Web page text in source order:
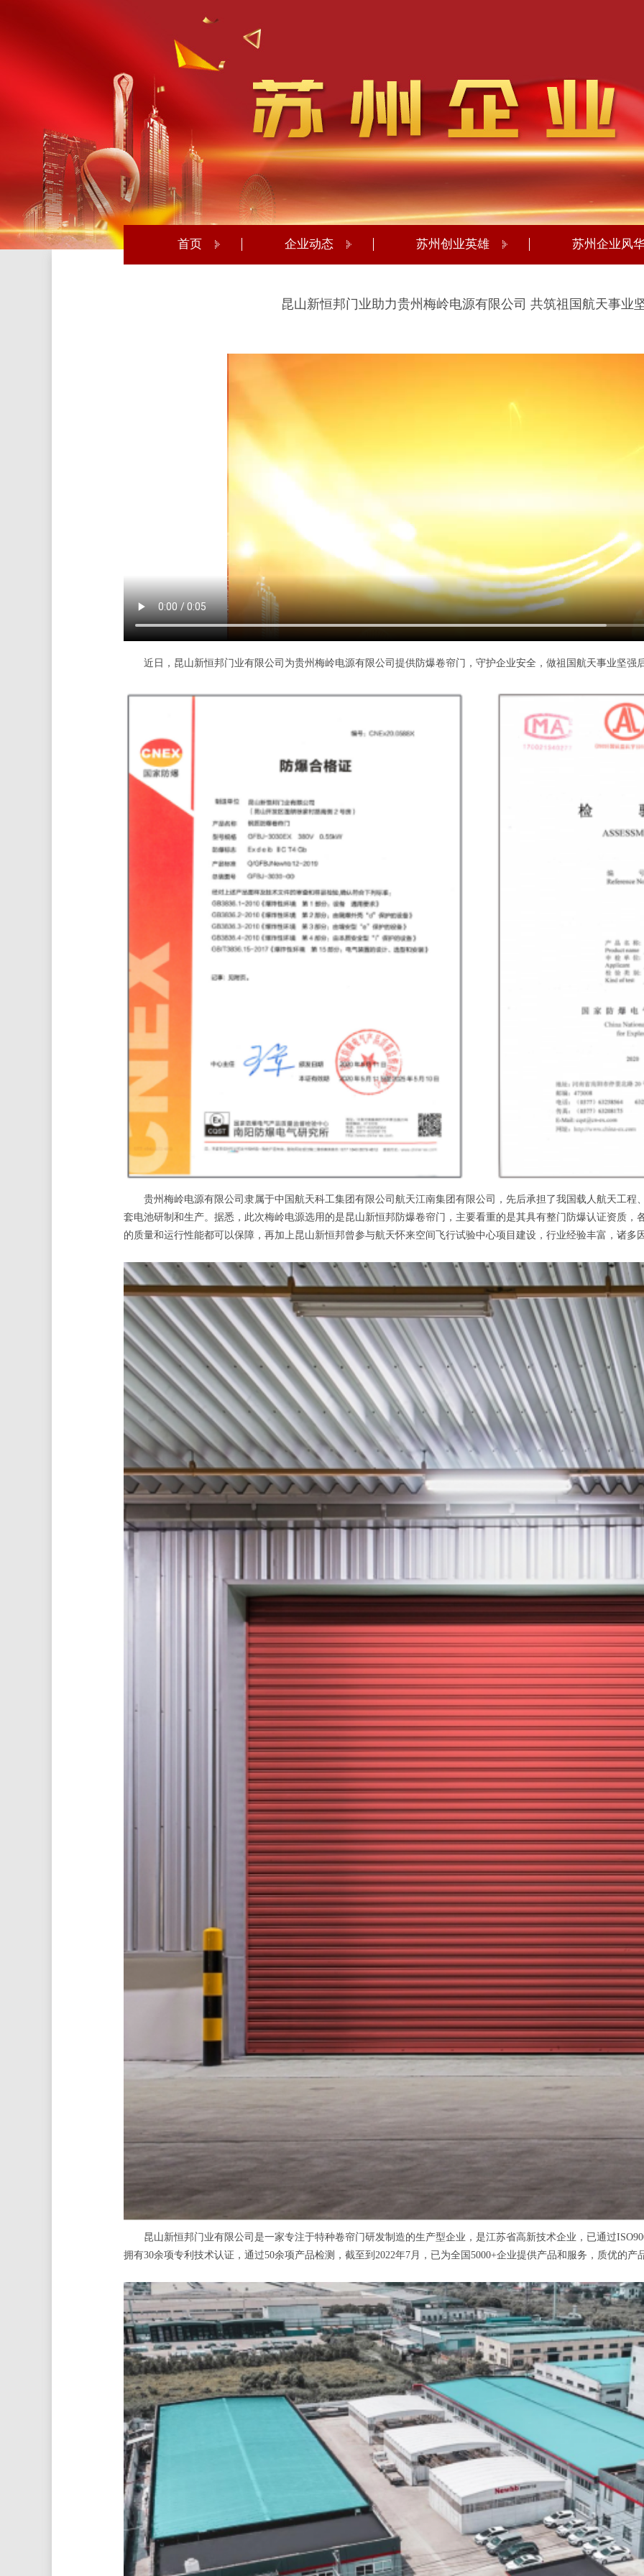
首页 企业动态 苏州创业英雄 苏州企业风
昆山新恒邦门业助力贵州梅岭电源有限公司 共筑祖国航天事业
近日，昆山新恒邦门业有限公司为贵州梅岭电源有限公司提供防爆卷帘门，守护企业安全，做祖国航天事业坚强
贵州梅岭电源有限公司隶属于中国航天科工集团有限公司航天江南集团有限公司，先后承担了我国载人航天工程
套电池研制和生产。据悉，此次梅岭电源选用的是昆山新恒邦防爆卷帘门，主要看重的是其具有整门防爆认证资质，
的质量和运行性能都可以保障，再加上昆山新恒邦曾参与航天怀来空间飞行试验中心项目建设，行业经验丰富，诸多
昆山新恒邦门业有限公司是一家专注于特种卷帘门研发制造的生产型企业，是江苏省高新技术企业，已通过
拥有30余项专利技术认证，通过50余项产品检测，截至到2022年7月，已为全国5000+企业提供产品和服务，质优的